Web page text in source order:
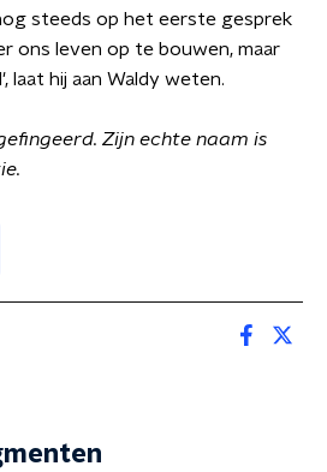
steeds op het eerste gesprek
ons leven op te bouwen, maar
laat hij aan Waldy weten.
Zijn echte naam is